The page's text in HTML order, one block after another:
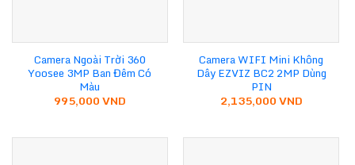
Camera Ngoài Trời 360
Yoosee 3MP Ban Đêm Có
Màu
995,000VND
Camera WIFI Mini Không
Dây EZVIZ BC2 2MP Dùng
PIN
2,135,000VND